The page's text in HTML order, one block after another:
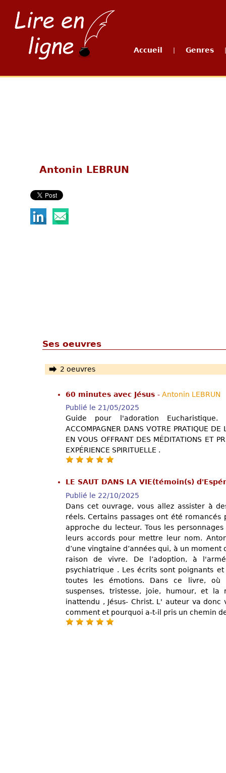
Accueil Genres
Antonin LEBRUN
Ses oeuvres
2 oeuvres
60 minutes avec Jésus - Antonin LEBRUN
Publié le 21/05/2025
Guide pour l'adoration Eucharistique.
ACCOMPAGNER DANS VOTRE PRATIQUE DE
EN VOUS OFFRANT DES MÉDITATIONS ET
EXPÉRIENCE SPIRITUELLE .
LE SAUT DANS LA VIE(témoin(s)
Publié le 22/10/2025
Dans cet ouvrage, vous allez assister à
réels. Certains passages ont été
approche du lecteur. Tous les
leurs accords pour mettre leur nom.
d’une vingtaine d’années qui, à un moment
raison de vivre. De l’adoption, à
psychiatrique . Les écrits sont poignants
toutes les émotions. Dans ce livre, où
suspenses, tristesse, joie, humour, et
inattendu , Jésus- Christ. L' auteur va donc
comment et pourquoi a-t-il pris un chemin